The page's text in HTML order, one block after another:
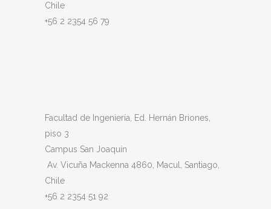
Chile
+56 2 2354 56 79
Facultad de Ingeniería, Ed. Hernán Briones,
piso 3
Campus San Joaquín
Av. Vicuña Mackenna 4860, Macul
, Santiago,
Chile
+56 2 2354 51 92